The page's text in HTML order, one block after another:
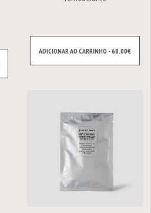
ADICIONAR AO CARRINHO - 68.00€